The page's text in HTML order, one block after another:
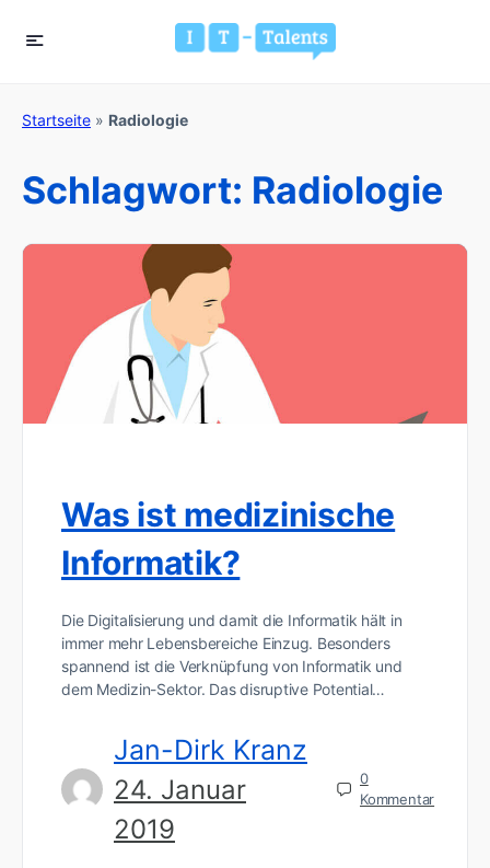
Startseite » Radiologie
Schlagwort: Radiologie
Was ist medizinische
Informatik?
Die Digitalisierung und damit die Informatik hält in
immer mehr Lebensbereiche Einzug. Besonders
spannend ist die Verknüpfung von Informatik und
dem Medizin-Sektor. Das disruptive Potential…
Jan-Dirk Kranz
24. Januar
2019
0
Kommentar